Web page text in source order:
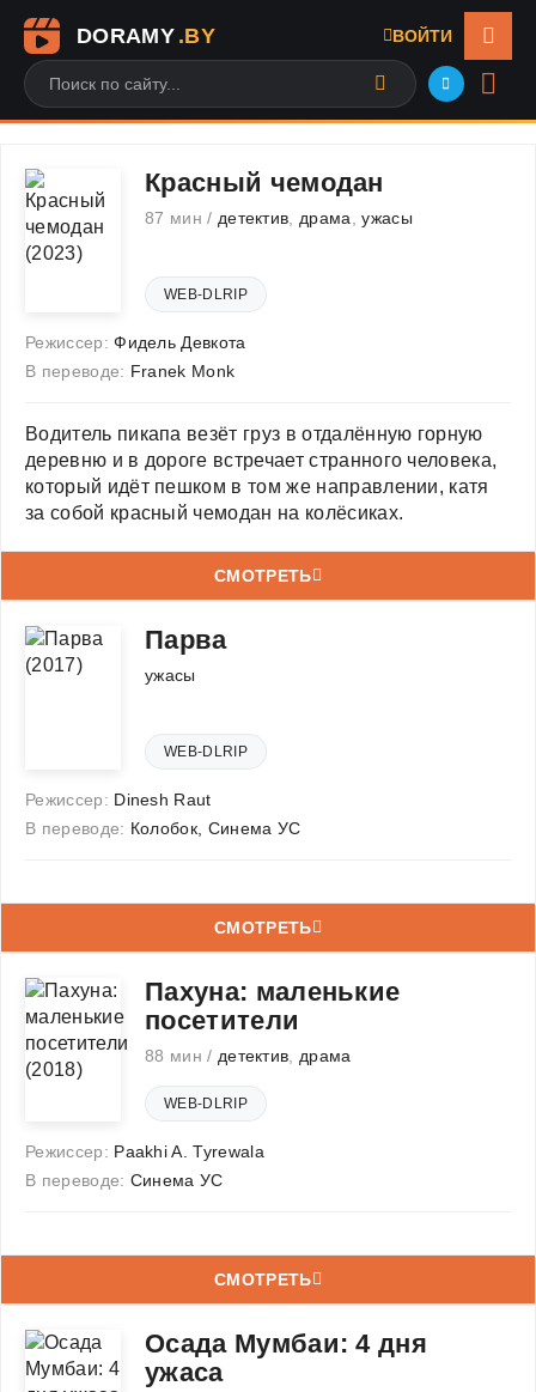
DORAMY .BY ВОЙТИ
Красный чемодан
87 мин / детектив драма ,ужасы
WEB-DLRIP
Режиссер: Фидель Девкота
В переводе: Franek Monk
Водитель пикапа везёт груз в отдалённую горную
деревню и в дороге встречает странного человека,
который идёт пешком в том же направлении, катя
за собой красный чемодан на колёсиках.
СМОТРЕТЬ
Парва
ужасы
WEB-DLRIP
Режиссер: Dinesh Raut
В переводе: Колобок, Синема УС
СМОТРЕТЬ
Пахуна: маленькие
посетители
88 мин / детектив драма
WEB-DLRIP
Режиссер: Paakhi A. Tyrewala
В переводе: Синема УС
СМОТРЕТЬ
Осада Мумбаи: 4 дня
ужаса